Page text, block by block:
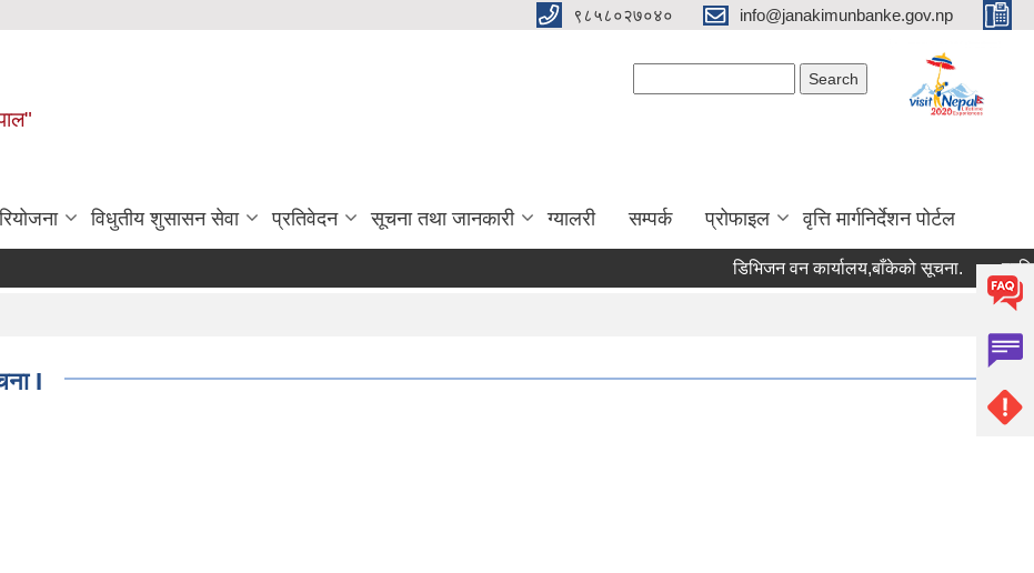
९८५८०२७०४० info@janakimunbanke.gov.np
विधुतीय शुसासन सेवा प्रतिवेदन सूचना तथा जानकारी ग्यालरी सम्पर्क प्रोफाइल वृत्ति मार्गनिर्देशन पोर्टल
डिभिजन वन कार्यालय,बाँकेको सूचना.
I